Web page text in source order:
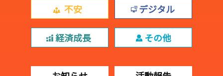
不安 デジタル
経済成長 その他